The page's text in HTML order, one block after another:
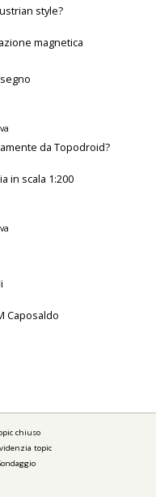
style?
magnetica
da Topodroid?
in scala 1:200
Caposaldo
chiuso
topic